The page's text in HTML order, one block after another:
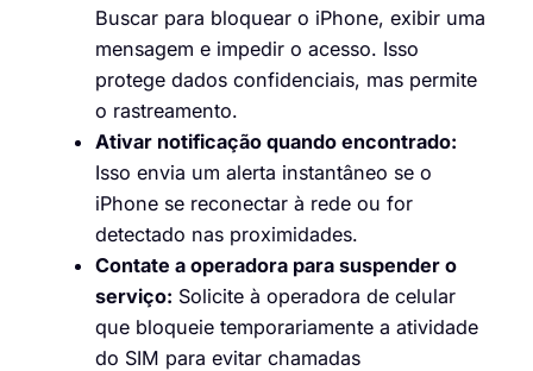
Buscar para bloquear o iPhone, exibir uma
mensagem e impedir o acesso. Isso
protege dados confidenciais, mas permite
o rastreamento.
Ativar notificação quando encontrado:
Isso envia um alerta instantâneo se o
iPhone se reconectar à rede ou for
detectado nas proximidades.
Contate a operadora para suspender o
serviço: Solicite à operadora de celular
que bloqueie temporariamente a atividade
do SIM para evitar chamadas